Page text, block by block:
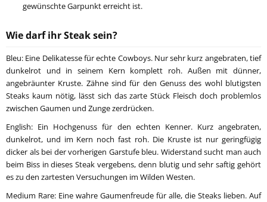
gewünschte Garpunkt erreicht ist.
Wie darf ihr Steak sein?
Bleu: Eine Delikatesse für echte Cowboys. Nur sehr kurz angebraten, tief
dunkelrot und in seinem Kern komplett roh. Außen mit dünner,
angebräunter Kruste. Zähne sind für den Genuss des wohl blutigsten
Steaks kaum nötig, lässt sich das zarte Stück Fleisch doch problemlos
zwischen Gaumen und Zunge zerdrücken.
English: Ein Hochgenuss für den echten Kenner. Kurz angebraten,
dunkelrot, und im Kern noch fast roh. Die Kruste ist nur geringfügig
dicker als bei der vorherigen Garstufe bleu. Widerstand sucht man auch
beim Biss in dieses Steak vergebens, denn blutig und sehr saftig gehört
es zu den zartesten Versuchungen im Wilden Westen.
Medium Rare: Eine wahre Gaumenfreude für alle, die Steaks lieben. Auf